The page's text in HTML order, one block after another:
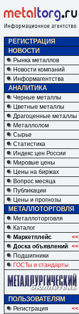
РЕГИСТРАЦИЯ
НОВОСТИ
Рынка металлов
Новости компаний
Информагентства
АНАЛИТИКА
Черные металлы
Цветные металлы
Драгоценные металлы
Металлолом
Сырье
Статистика
Индекс цен России
Мировые цены
Цены на биржах
Вопрос месяца
Публикации
Цены и прогнозы
МЕТАЛЛОТОРГОВЛЯ
Металлоторговля
Каталог
Маркетплейс
<<
Доска объявлений <<
Подшипники
ГОСТы и стандарты
ПОЛЬЗОВАТЕЛЯМ
Регистрация
<<